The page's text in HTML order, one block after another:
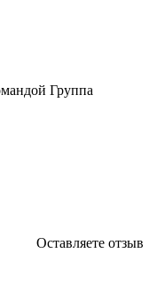
Группа
Оставляете отзыв